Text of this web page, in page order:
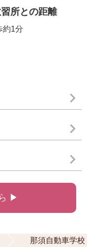
那須自動車学校
習所との距離
約1分
▶